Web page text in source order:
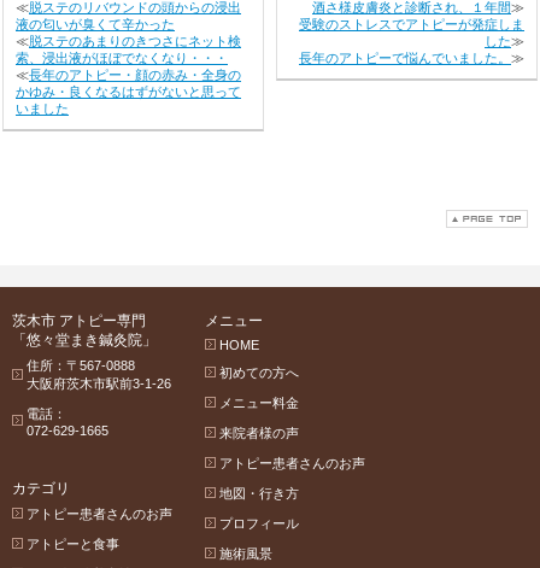
≪脱ステのリバウンドの頭からの浸出
液の匂いが臭くて辛かった
≪脱ステのあまりのきつさにネット検
索、浸出液がほぼでなくなり・・・
≪長年のアトピー・顔の赤み・全身の
かゆみ・良くなるはずがないと思って
いました
酒さ様皮膚炎と診断され、１年間≫
受験のストレスでアトピーが発症しま
した≫
長年のアトピーで悩んでいました。 ≫
茨木市 アトピー専門
「悠々堂まき鍼灸院」
住所：〒567-0888
大阪府茨木市駅前3-1-26
電話：
072-629-1665
メニュー
HOME
初めての方へ
メニュー料金
来院者様の声
アトピー患者さんのお声
地図・行き方
プロフィール
施術風景
カテゴリ
アトピー患者さんのお声
アトピーと食事